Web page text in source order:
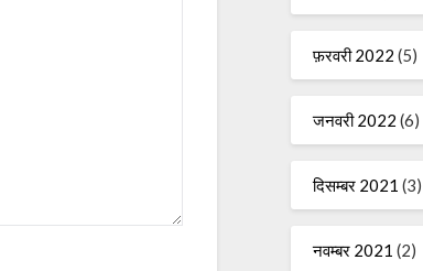
फ़रवरी 2022 (5)
जनवरी 2022 (6)
दिसम्बर 2021 (3)
नवम्बर 2021 (2)